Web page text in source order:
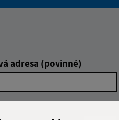
adresa (povinné)